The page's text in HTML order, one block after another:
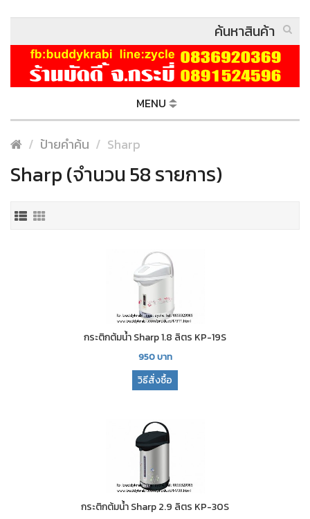
MENU
ป้ายคำค้น Sharp
Sharp (จำนวน 58 รายการ)
กระติกต้มน้ำ Sharp 1.8 ลิตร KP-19S
950บาท
วิธีสั่งซื้อ
กระติกต้มน้ำ Sharp 2.9 ลิตร KP-30S